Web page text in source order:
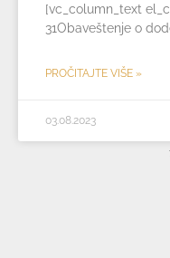
[vc_column_text
31Obaveštenje o
PROČITAJTE VIŠE »
03.08.2023